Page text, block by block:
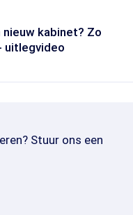
kabinet? Zo
uitlegvideo
Stuur ons een